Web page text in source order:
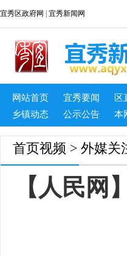
宜秀区政府网 宜秀新闻网
网站首页 宜秀要闻
区
乡镇动态
公示公告 本
首页视频 > 外媒关
【人民网